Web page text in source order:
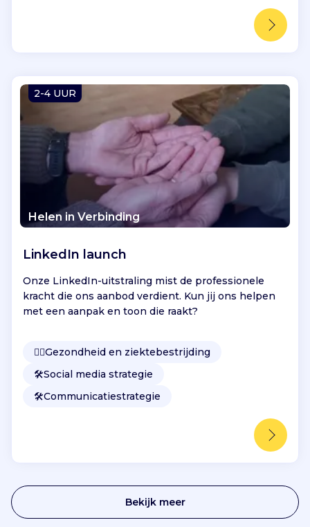
2-4 UUR
Helen in Verbinding
LinkedIn launch
Onze LinkedIn-uitstraling mist de professionele
kracht die ons aanbod verdient. Kun jij ons helpen
met een aanpak en toon die raakt?
👩‍⚕️Gezondheid en ziektebestrijding
🛠️Social media strategie
🛠️Communicatiestrategie
Bekijk meer